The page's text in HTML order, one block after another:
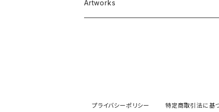
Artworks
プライバシーポリシー 特定商取引法に基